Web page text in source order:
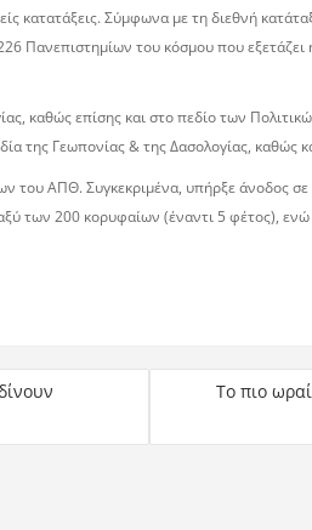
κατατάξεις. Σύμφωνα με τη διεθνή
Πανεπιστημίων του κόσμου που
καθώς επίσης και στο πεδίο των
της Γεωπονίας & της Δασολογίας, καθώς
του ΑΠΘ. Συγκεκριμένα, υπήρξε άνοδος
των 200 κορυφαίων (έναντι 5 φέτος),
Το πιο